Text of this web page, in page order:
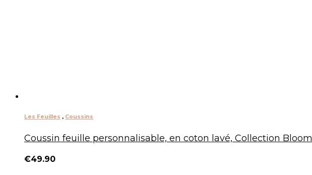
Les Feuilles , Coussins
Coussin feuille personnalisable, en coton lavé, Collection
€49.90